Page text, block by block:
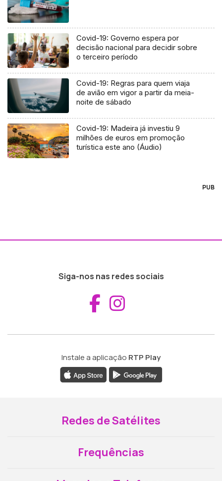
Covid-19: Governo espera por
decisão nacional para decidir sobre
o terceiro período
Covid-19: Regras para quem viaja
de avião em vigor a partir da meia-
noite de sábado
Covid-19: Madeira já investiu 9
milhões de euros em promoção
turística este ano (Áudio)
PUB
Siga-nos nas redes sociais
Aceder ao
Instale a aplicação RTP Play
Redes de Satélites
Frequências